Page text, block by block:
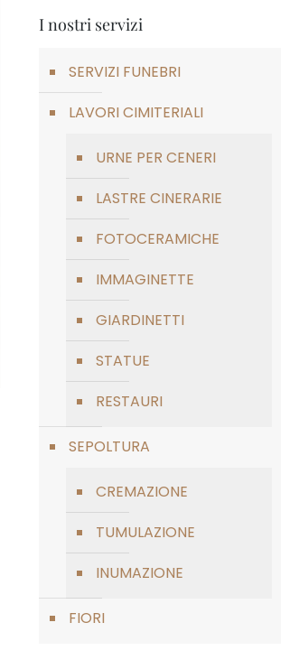
I nostri servizi
SERVIZI FUNEBRI
LAVORI CIMITERIALI
URNE PER CENERI
LASTRE CINERARIE
FOTOCERAMICHE
IMMAGINETTE
GIARDINETTI
STATUE
RESTAURI
SEPOLTURA
CREMAZIONE
TUMULAZIONE
INUMAZIONE
FIORI